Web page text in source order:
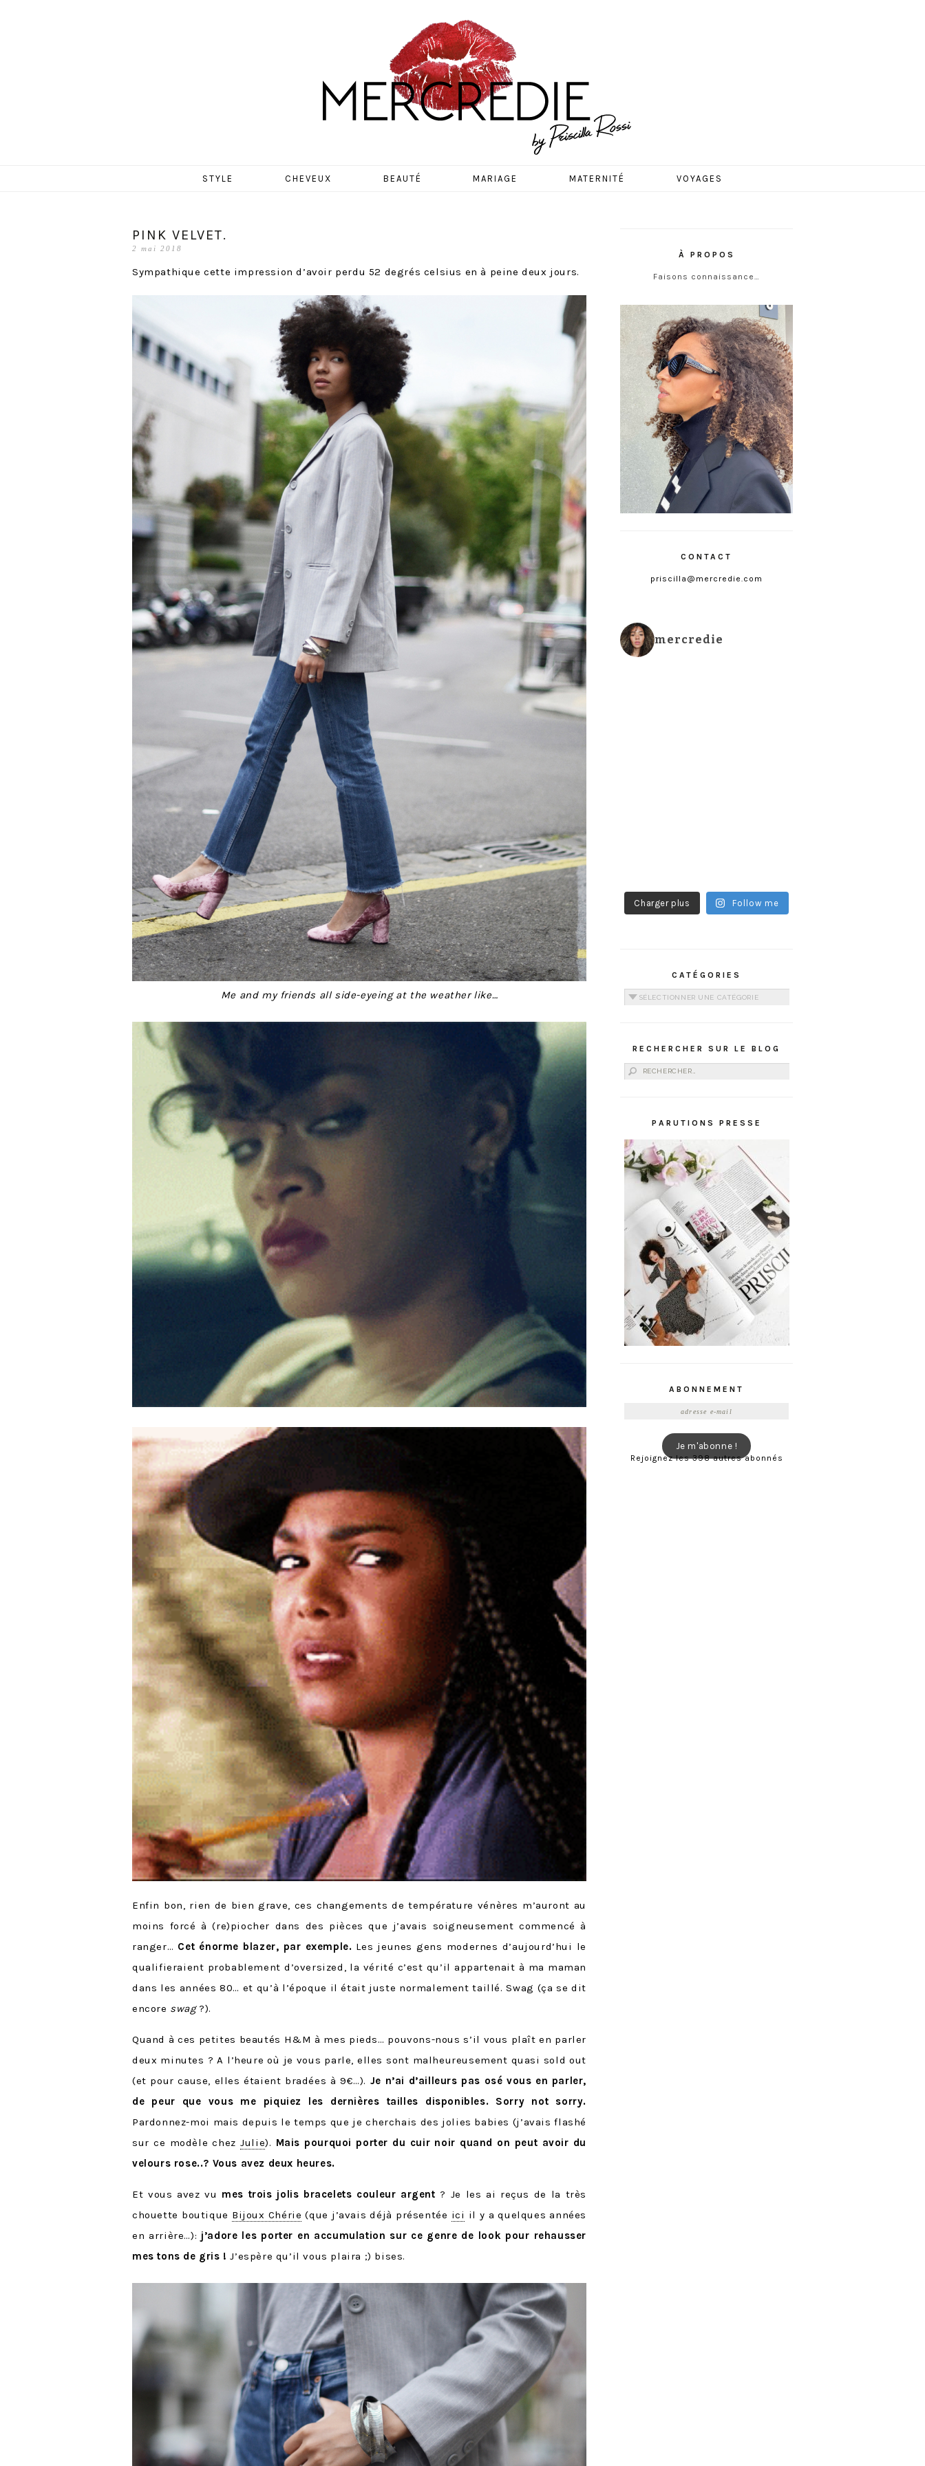
MERCREDIE
STYLE CHEVEUX BEAUTÉ MARIAGE MATERNITÉ VOYAGES
PINK VELVET.
2 mai 2018
Sympathique cette impression d’avoir perdu 52 degrés celsius en à peine deux jours.
Me and my friends all side-eyeing at the weather like…
Enfin bon, rien de bien grave, ces changements de température vénères m’auront au
moins forcé à (re)piocher dans des pièces que j’avais soigneusement commencé à
ranger… Cet énorme blazer, par exemple. Les jeunes gens modernes d’aujourd’hui le
qualifieraient probablement d’oversized, la vérité c’est qu’il appartenait à ma maman
dans les années 80… et qu’à l’époque il était juste normalement taillé. Swag (ça se dit
encore swag?).
Quand à ces petites beautés H&M à mes pieds… pouvons-nous s’il vous plaît en parler
deux minutes ? A l’heure où je vous parle, elles sont malheureusement quasi sold out
(et pour cause, elles étaient bradées à 9€…). Je n’ai d’ailleurs pas osé vous en parler,
de peur que vous me piquiez les dernières tailles disponibles. Sorry not sorry.
Pardonnez-moi mais depuis le temps que je cherchais des jolies babies (j’avais flashé
sur ce modèle chezJulie). Mais pourquoi porter du cuir noir quand on peut avoir du
velours rose..? Vous avez deux heures.
Et vous avez vu mes trois jolis bracelets couleur argent ? Je les ai reçus de la très
chouette boutique Bijoux Chérie (que j’avais déjà présentée ici il y a quelques années
en arrière…): j’adore les porter en accumulation sur ce genre de look pour rehausser
mes tons de gris !J’espère qu’il vous plaira ;) bises.
À PROPOS
Faisons connaissance…
CONTACT
priscilla@mercredie.com
mercredie
Charger plus Follow me
CATÉGORIES
Catégories
RECHERCHER SUR LE BLOG
Rechercher :
PARUTIONS PRESSE
ABONNEMENT
Je m'abonne !
Rejoignez les 398 autres abonnés